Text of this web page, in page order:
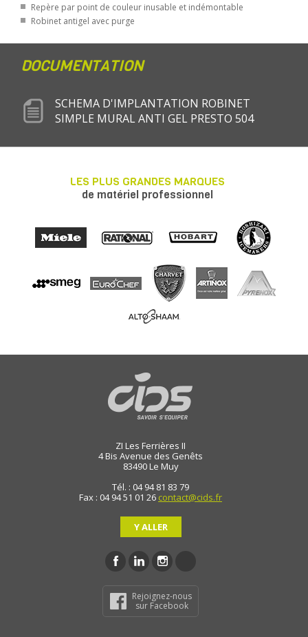
Repère par point de couleur inusable et indémontable
Robinet antigel avec purge
DOCUMENTATION
SCHEMA D'IMPLANTATION ROBINET
SIMPLE MURAL ANTI GEL PRESTO 504
LES PLUS GRANDES MARQUES
de matériel professionnel
ZI Les Ferrières II
4 Bis Avenue des Genêts
83490Le Muy
Tél. : 04 94 81 83 79
Fax : 04 94 51 01 26 contact@cids.fr
Y ALLER
Rejoignez-nous
sur Facebook